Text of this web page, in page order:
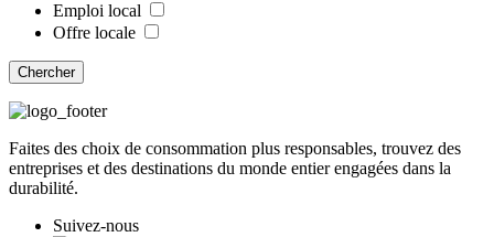
Emploi local
Offre locale
Chercher
Faites des choix de consommation plus responsables, trouvez des
entreprises et des destinations du monde entier engagées dans la
durabilité.
Suivez-nous